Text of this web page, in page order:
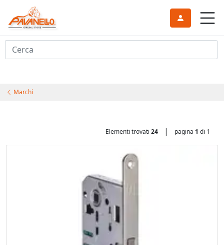
Cerca
Marchi
Elementi trovati 24 | pagina 1 di 1